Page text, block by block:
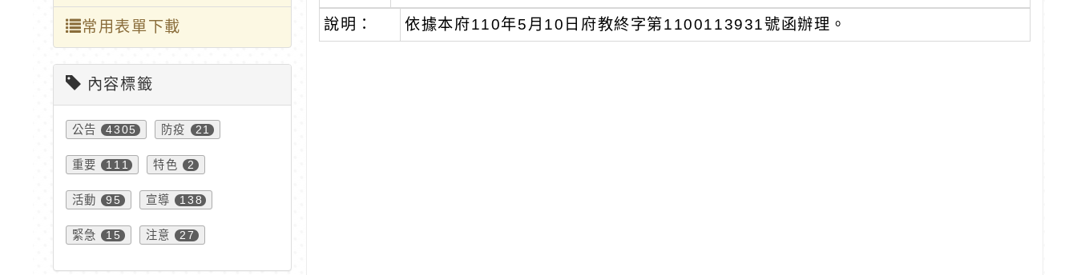
常用表單下載
內容標籤
公告 4305 防疫 21
重要 111 特色 2
活動 95 宣導 138
緊急 15 注意 27
說明：
依據本府110年5月10日府教終字第1100113931號函辦理。